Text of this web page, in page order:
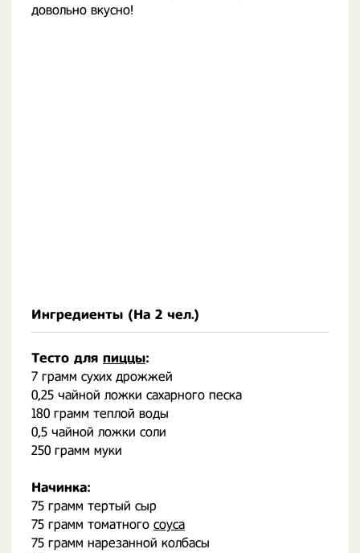
довольно вкусно!
Ингредиенты (На 2 чел.)
Тесто для пиццы:
7 грамм сухих дрожжей
0,25 чайной ложки сахарного песка
180 грамм теплой воды
0,5 чайной ложки соли
250 грамм муки
Начинка:
75 грамм тертый сыр
75 грамм томатного соуса
75 грамм нарезанной колбасы